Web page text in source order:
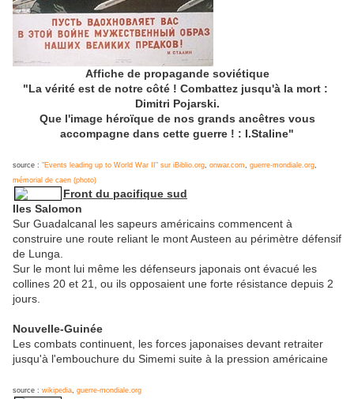
Affiche de propagande soviétique
"La vérité est de notre côté ! Combattez jusqu'à la mort :
Dimitri Pojarski.
Que l'image héroïque de nos grands ancêtres vous
accompagne dans cette guerre ! : I.Staline"
source : "Events leading up to World War II" sur iBiblio.org, onwar.com, guerre-mondiale.org,
mémorial de caen (photo)
Front du pacifique sud
Iles Salomon
Sur Guadalcanal les sapeurs américains commencent à
construire une route reliant le mont Austeen au périmètre défensif
de Lunga.
Sur le mont lui même les défenseurs japonais ont évacué les
collines 20 et 21, ou ils opposaient une forte résistance depuis 2
jours.
Nouvelle-Guinée
Les combats continuent, les forces japonaises devant retraiter
jusqu'à l'embouchure du Simemi suite à la pression américaine
source : wikipedia, guerre-mondiale.org